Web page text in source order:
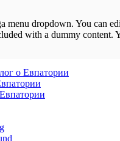
menu dropdown. You can
with a dummy content.
о Евпатории